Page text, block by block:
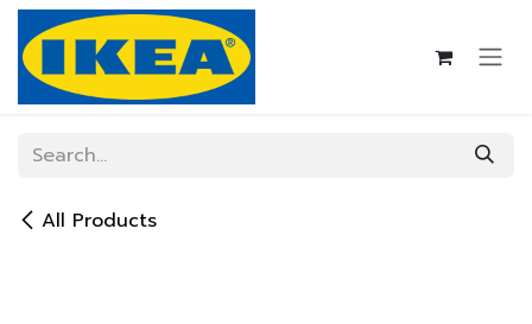
Skip to Content
All Products